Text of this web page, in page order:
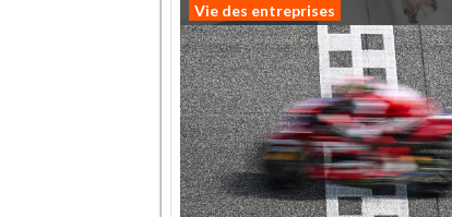
Vie des entreprises